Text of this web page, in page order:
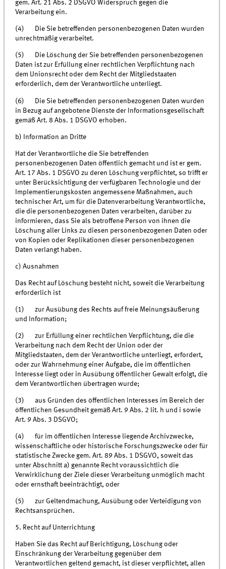
gem. Art. 21 Abs. 2 DSGVO Widerspruch gegen die
Verarbeitung ein.
(4) Die Sie betreffenden personenbezogenen Daten wurden
unrechtmäßig verarbeitet.
(5) Die Löschung der Sie betreffenden personenbezogenen
Daten ist zur Erfüllung einer rechtlichen Verpflichtung nach
dem Unionsrecht oder dem Recht der Mitgliedstaaten
erforderlich, dem der Verantwortliche unterliegt.
(6) Die Sie betreffenden personenbezogenen Daten wurden
in Bezug auf angebotene Dienste der Informationsgesellschaft
gemäß Art. 8 Abs. 1 DSGVO erhoben.
b) Information an Dritte
Hat der Verantwortliche die Sie betreffenden
personenbezogenen Daten öffentlich gemacht und ist er gem.
Art. 17 Abs. 1 DSGVO zu deren Löschung verpflichtet, so trifft er
unter Berücksichtigung der verfügbaren Technologie und der
Implementierungskosten angemessene Maßnahmen, auch
technischer Art, um für die Datenverarbeitung Verantwortliche,
die die personenbezogenen Daten verarbeiten, darüber zu
informieren, dass Sie als betroffene Person von ihnen die
Löschung aller Links zu diesen personenbezogenen Daten oder
von Kopien oder Replikationen dieser personenbezogenen
Daten verlangt haben.
c) Ausnahmen
Das Recht auf Löschung besteht nicht, soweit die Verarbeitung
erforderlich ist
(1) zur Ausübung des Rechts auf freie Meinungsäußerung
und Information;
(2) zur Erfüllung einer rechtlichen Verpflichtung, die die
Verarbeitung nach dem Recht der Union oder der
Mitgliedstaaten, dem der Verantwortliche unterliegt, erfordert,
oder zur Wahrnehmung einer Aufgabe, die im öffentlichen
Interesse liegt oder in Ausübung öffentlicher Gewalt erfolgt, die
dem Verantwortlichen übertragen wurde;
(3) aus Gründen des öffentlichen Interesses im Bereich der
öffentlichen Gesundheit gemäß Art. 9 Abs. 2 lit. h und i sowie
Art. 9 Abs. 3 DSGVO;
(4) für im öffentlichen Interesse liegende Archivzwecke,
wissenschaftliche oder historische Forschungszwecke oder für
statistische Zwecke gem. Art. 89 Abs. 1 DSGVO, soweit das
unter Abschnitt a) genannte Recht voraussichtlich die
Verwirklichung der Ziele dieser Verarbeitung unmöglich macht
oder ernsthaft beeinträchtigt, oder
(5) zur Geltendmachung, Ausübung oder Verteidigung von
Rechtsansprüchen.
5. Recht auf Unterrichtung
Haben Sie das Recht auf Berichtigung, Löschung oder
Einschränkung der Verarbeitung gegenüber dem
Verantwortlichen geltend gemacht, ist dieser verpflichtet, allen